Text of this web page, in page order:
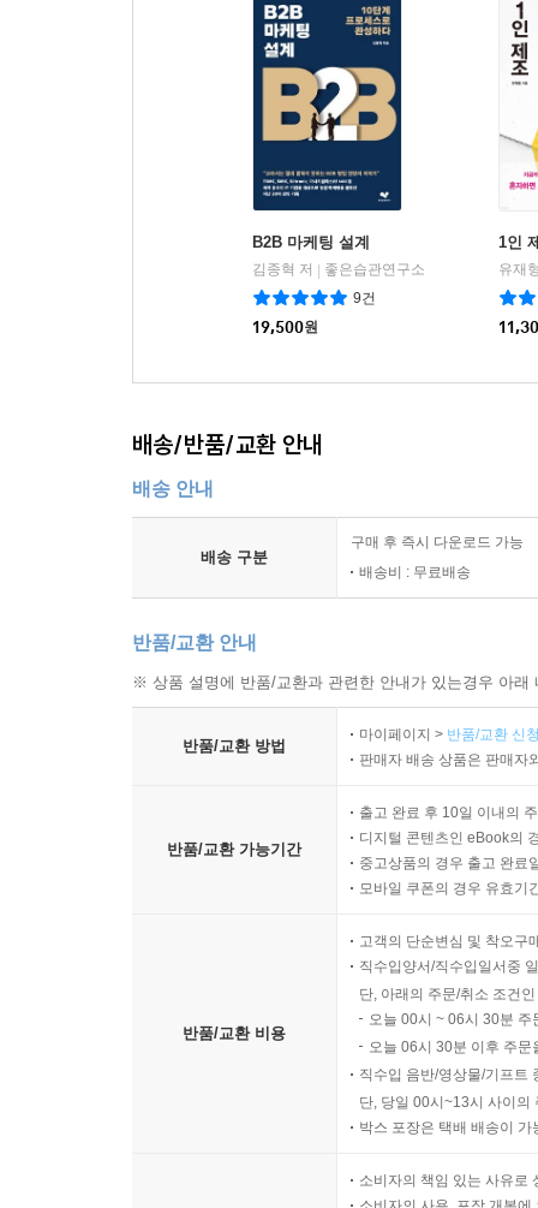
B2B 마케팅 설계
김종혁 저 | 좋은습관연구소
9건
19,500원
1인
유재
배송/반품/교환 안내
배송 안내
배송 구분
구매 후 즉시 다운로드 가능
배송비 : 무료배송
반품/교환 안내
※ 상품 설명에 반품/교환과 관련한 안내가 있는경우 아
반품/교환 방법
마이페이지 > 반품/교환 신
판매자 배송 상품은 판매자
반품/교환 가능기간
출고 완료 후 10일 이내의
디지털 콘텐츠인 eBook의
중고상품의 경우 출고 완료
모바일 쿠폰의 경우 유효기
반품/교환 비용
고객의 단순변심 및 착오구
직수입양서/직수입일서중
단, 아래의 주문/취소 조건
오늘 00시 ~ 06시 30분
오늘 06시 30분 이후 주
직수입 음반/영상물/기프트
단, 당일 00시~13시 사이의
박스 포장은 택배 배송이
소비자의 책임 있는 사유로